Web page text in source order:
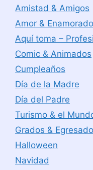
Amistad & Amigos
Amor &
Aquí toma –
Comic & Animados
Cumpleaños
Día de la Madre
Día del Padre
Turismo & el
Grados &
Halloween
Navidad